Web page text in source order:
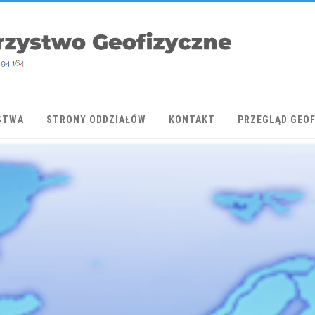
STRONY ODDZIAŁÓW KONTAKT PRZEGLĄD